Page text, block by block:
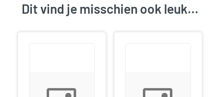
Dit vind je misschien ook leuk…